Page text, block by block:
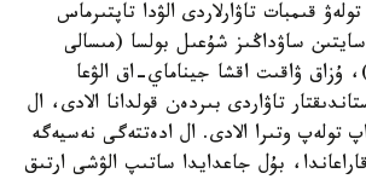
قىمبات تاۋارلاردى الۋدا تاپتىرماس
ساۋداڭىز شۇعىل بولسا (مىسالى
ۇزاق ۋاقىت اقشا جيناماي-اق الۋعا
تاۋاردى بىردەن قولدانا الادى، ال
تولەپ وتىرا الادى. ال ادەتتەگى نەسيەگە
قاراعاندا، بۇل جاعدايدا ساتىپ الۋشى ارتىق